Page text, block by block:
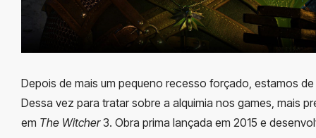
Depois de mais um pequeno recesso forçado, estamos
Dessa vez para tratar sobre a alquimia nos games, mais
em The Witcher3. Obra prima lançada em 2015 e